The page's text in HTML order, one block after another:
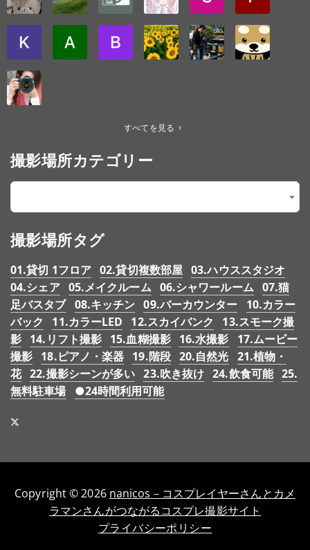
すべてを見る
撮影場所カテゴリー
×
撮影場所タグ
01.貸切 1フロア 02.貸切複数部屋 03.ハウススタジオ
04.シェア 05.メイクルーム 06.シャワールーム 07.猫
足バスタブ 08.キッチン 09.バーカウンター
10.カラー
バック
11.カラーLED 12.スカイバンク
13.スモーク撮
影 14.リフト撮影 15.血糊撮影 16.水撮影
17.ムービー
撮影 18.ピアノ・楽器 19.階段 20.自然光 21.植物・
花 22.撮影シーンが多い 23.吹き抜け 24.飲食可能 25.
無料駐車場
●24時間利用可能
Copyright © 2026 nanicos－コスプレイヤーさんとカメ
ラマンさんがつながるコスプレ撮影サイト
プライバシーポリシー